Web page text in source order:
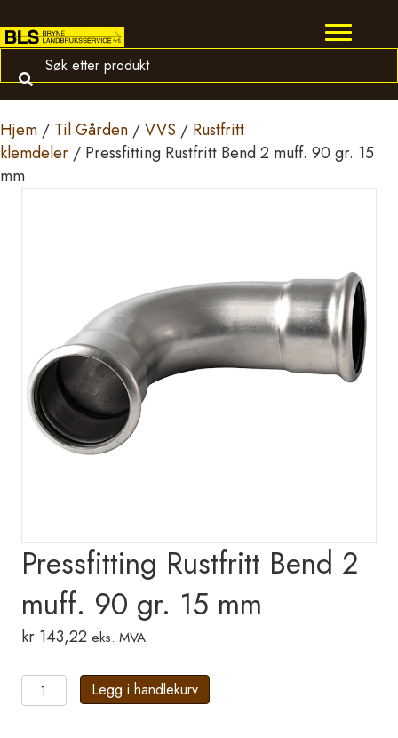
Hjem / Til Gården /VVS / Rustfritt
klemdeler / Pressfitting Rustfritt Bend 2 muff. 90 gr. 15
mm
Pressfitting Rustfritt Bend 2
muff. 90 gr. 15 mm
kr 143,22 eks. MVA
Pressfitting
Rustfritt
Legg i handlekurv